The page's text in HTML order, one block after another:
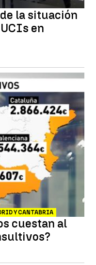
la situación
en
Y CANTABRIA
cuestan al